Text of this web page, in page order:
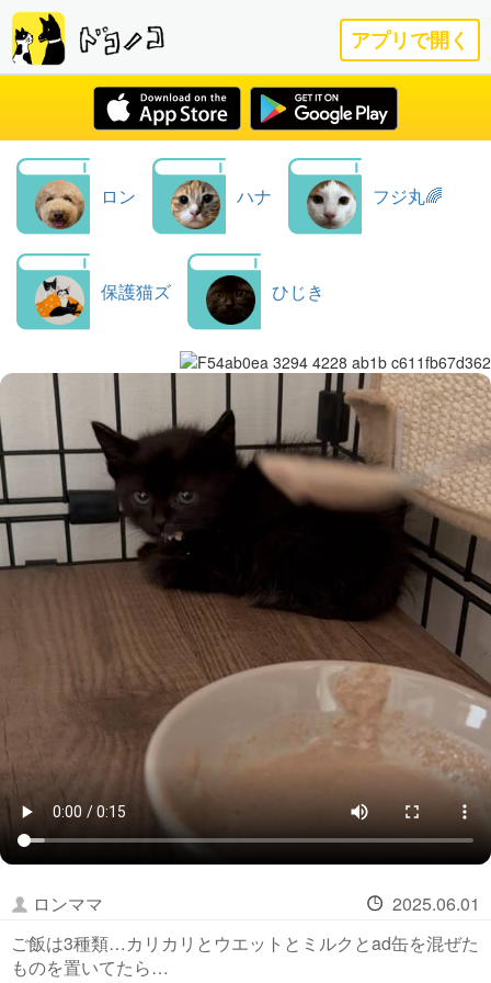
アプリで開く
ロン ハナ フジ丸🌈
保護猫ズ ひじき
ロンママ
2025.06.01
ご飯は3種類…カリカリとウエットとミルクとad缶を混ぜた
ものを置いてたら…